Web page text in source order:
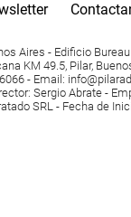
Aires - Edificio
KM 49.5, Pilar,
- Email :
: Sergio Abrate -
SRL - Fecha de